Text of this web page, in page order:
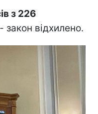
з 226
- закон відхилено.